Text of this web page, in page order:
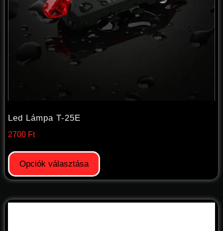
Led Lámpa T-25E
2700 Ft
Opciók választása